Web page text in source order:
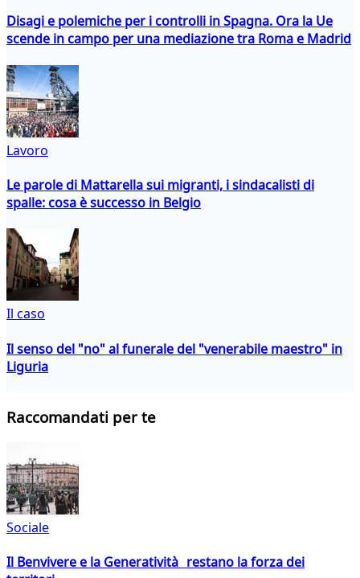
Disagi e polemiche per i controlli in Spagna. Ora la Ue
scende in campo per una mediazione tra Roma e Madrid
Lavoro
Le parole di Mattarella sui migranti, i sindacalisti di
spalle: cosa è successo in Belgio
Il caso
Il senso del "no" al funerale del "venerabile maestro" in
Liguria
Raccomandati per te
Sociale
Il Benvivere e la Generatività restano la forza dei